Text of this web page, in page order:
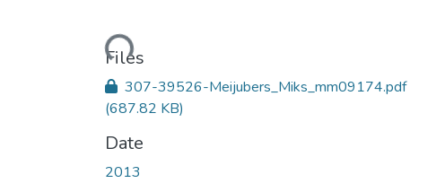
Loading...
Files
307-39526-Meijubers_Miks_mm09174.pdf
(687.82 KB)
Date
2013